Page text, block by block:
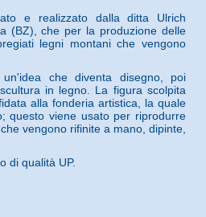
e realizzato dalla ditta Ulrich
(BZ), che per la produzione delle
legni montani che vengono
che diventa disegno, poi
in legno. La figura scolpita
alla fonderia artistica, la quale
questo viene usato per riprodurre
vengono rifinite a mano, dipinte,
di qualità UP.